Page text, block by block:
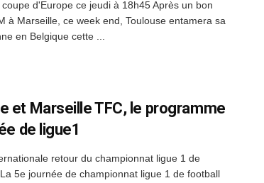
d'Europe ce jeudi à 18h45 Après un bon
à Marseille, ce week end, Toulouse entamera sa
en Belgique cette ...
et Marseille TFC, le programme
de ligue1
retour du championnat ligue 1 de
5e journée de championnat ligue 1 de football